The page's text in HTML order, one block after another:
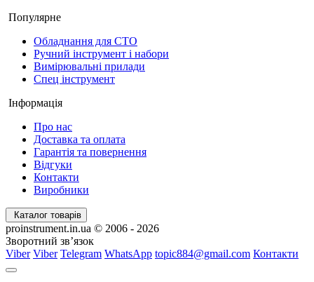
Популярне
Обладнання для СТО
Ручний інструмент і набори
Вимірювальні прилади
Спец інструмент
Інформація
Про нас
Доставка та оплата
Гарантія та повернення
Відгуки
Контакти
Виробники
Каталог товарів
proinstrument.in.ua © 2006 - 2026
Зворотний зв’язок
Viber Viber Telegram WhatsApp topic884@gmail.com Контакти